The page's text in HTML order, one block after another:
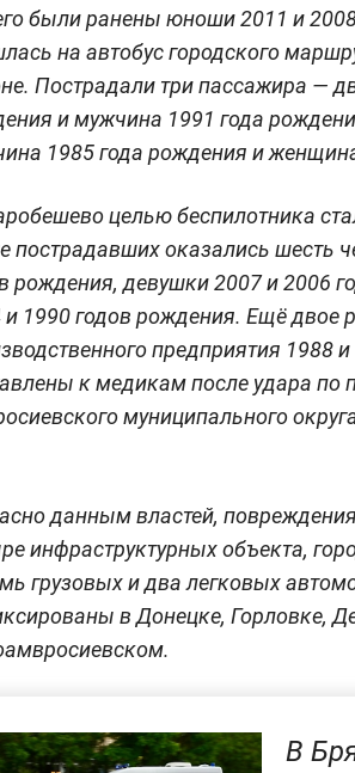
были ранены юноши 2011 и
на автобус городского
Пострадали три пассажира —
и мужчина 1991 года
1985 года рождения и
целью беспилотника
пострадавших оказались шесть
рождения, девушки 2007 и 2006
и 1990 годов рождения. Ещё двое
предприятия 1988
к медикам после удара по
муниципального
данным властей,
инфраструктурных объекта,
грузовых и два легковых
в Донецке, Горловке,
В